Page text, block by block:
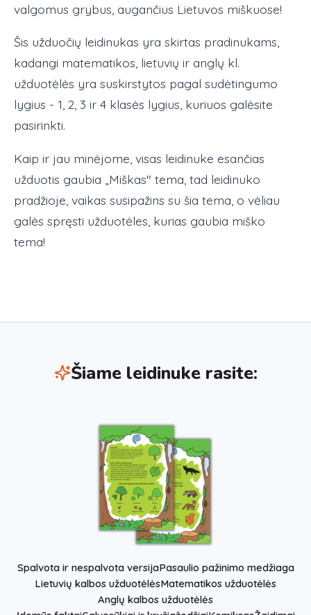
valgomus grybus, augančius Lietuvos miškuose!
Šis užduočių leidinukas yra skirtas pradinukams,
kadangi matematikos, lietuvių ir anglų kl.
užduotėlės yra suskirstytos pagal sudėtingumo
lygius - 1, 2, 3 ir 4 klasės lygius, kuriuos galėsite
pasirinkti.
Kaip ir jau minėjome, visas leidinuke esančias
užduotis gaubia „Miškas" tema, tad leidinuko
pradžioje, vaikas susipažins su šia tema, o vėliau
galės spręsti užduotėles, kurias gaubia miško
tema!
Šiame leidinuke rasite:
Spalvota ir nespalvota versijaPasaulio pažinimo medžiaga
Lietuvių kalbos užduotėlėsMatematikos užduotėlės
Anglų kalbos užduotėlės